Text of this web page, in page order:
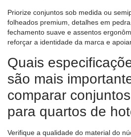
Priorize conjuntos sob medida ou
folheados premium, detalhes em
fechamento suave e assentos
reforçar a identidade da marca e
Quais
são mais
comparar
para quartos de
Verifique a qualidade do material do